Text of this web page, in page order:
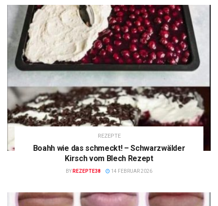
REZEPTE
Boahh wie das schmeckt! – Schwarzwälder
Kirsch vom Blech Rezept
BY REZEPTE38 14 FEBRUAR 2026